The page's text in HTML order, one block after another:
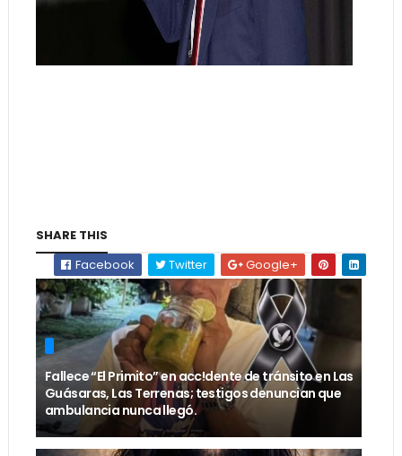
SHARE THIS
Facebook
Twitter Google+
Fallece “El Primito” en acc!dente de tránsito en Las
Guásaras, Las Terrenas; testigos denuncian que
ambulancia nunca llegó.